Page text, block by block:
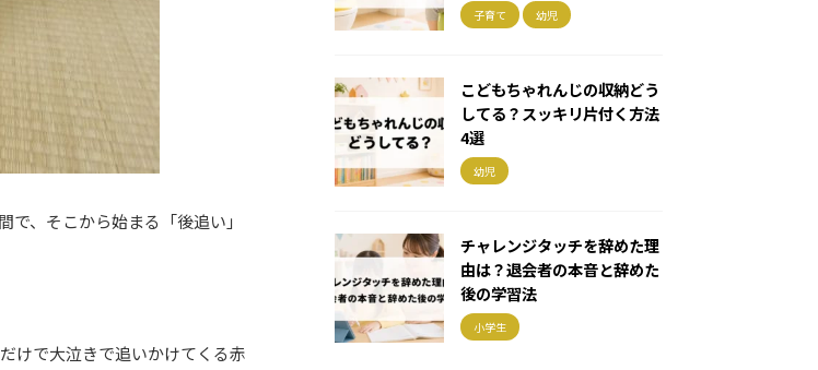
、そこから始まる「後追い」
けで大泣きで追いかけてくる赤
子育て 幼児
こどもちゃれんじの収納どう
してる？スッキリ片付く方法
4選
幼児
チャレンジタッチを辞めた理
由は？退会者の本音と辞めた
後の学習法
小学生